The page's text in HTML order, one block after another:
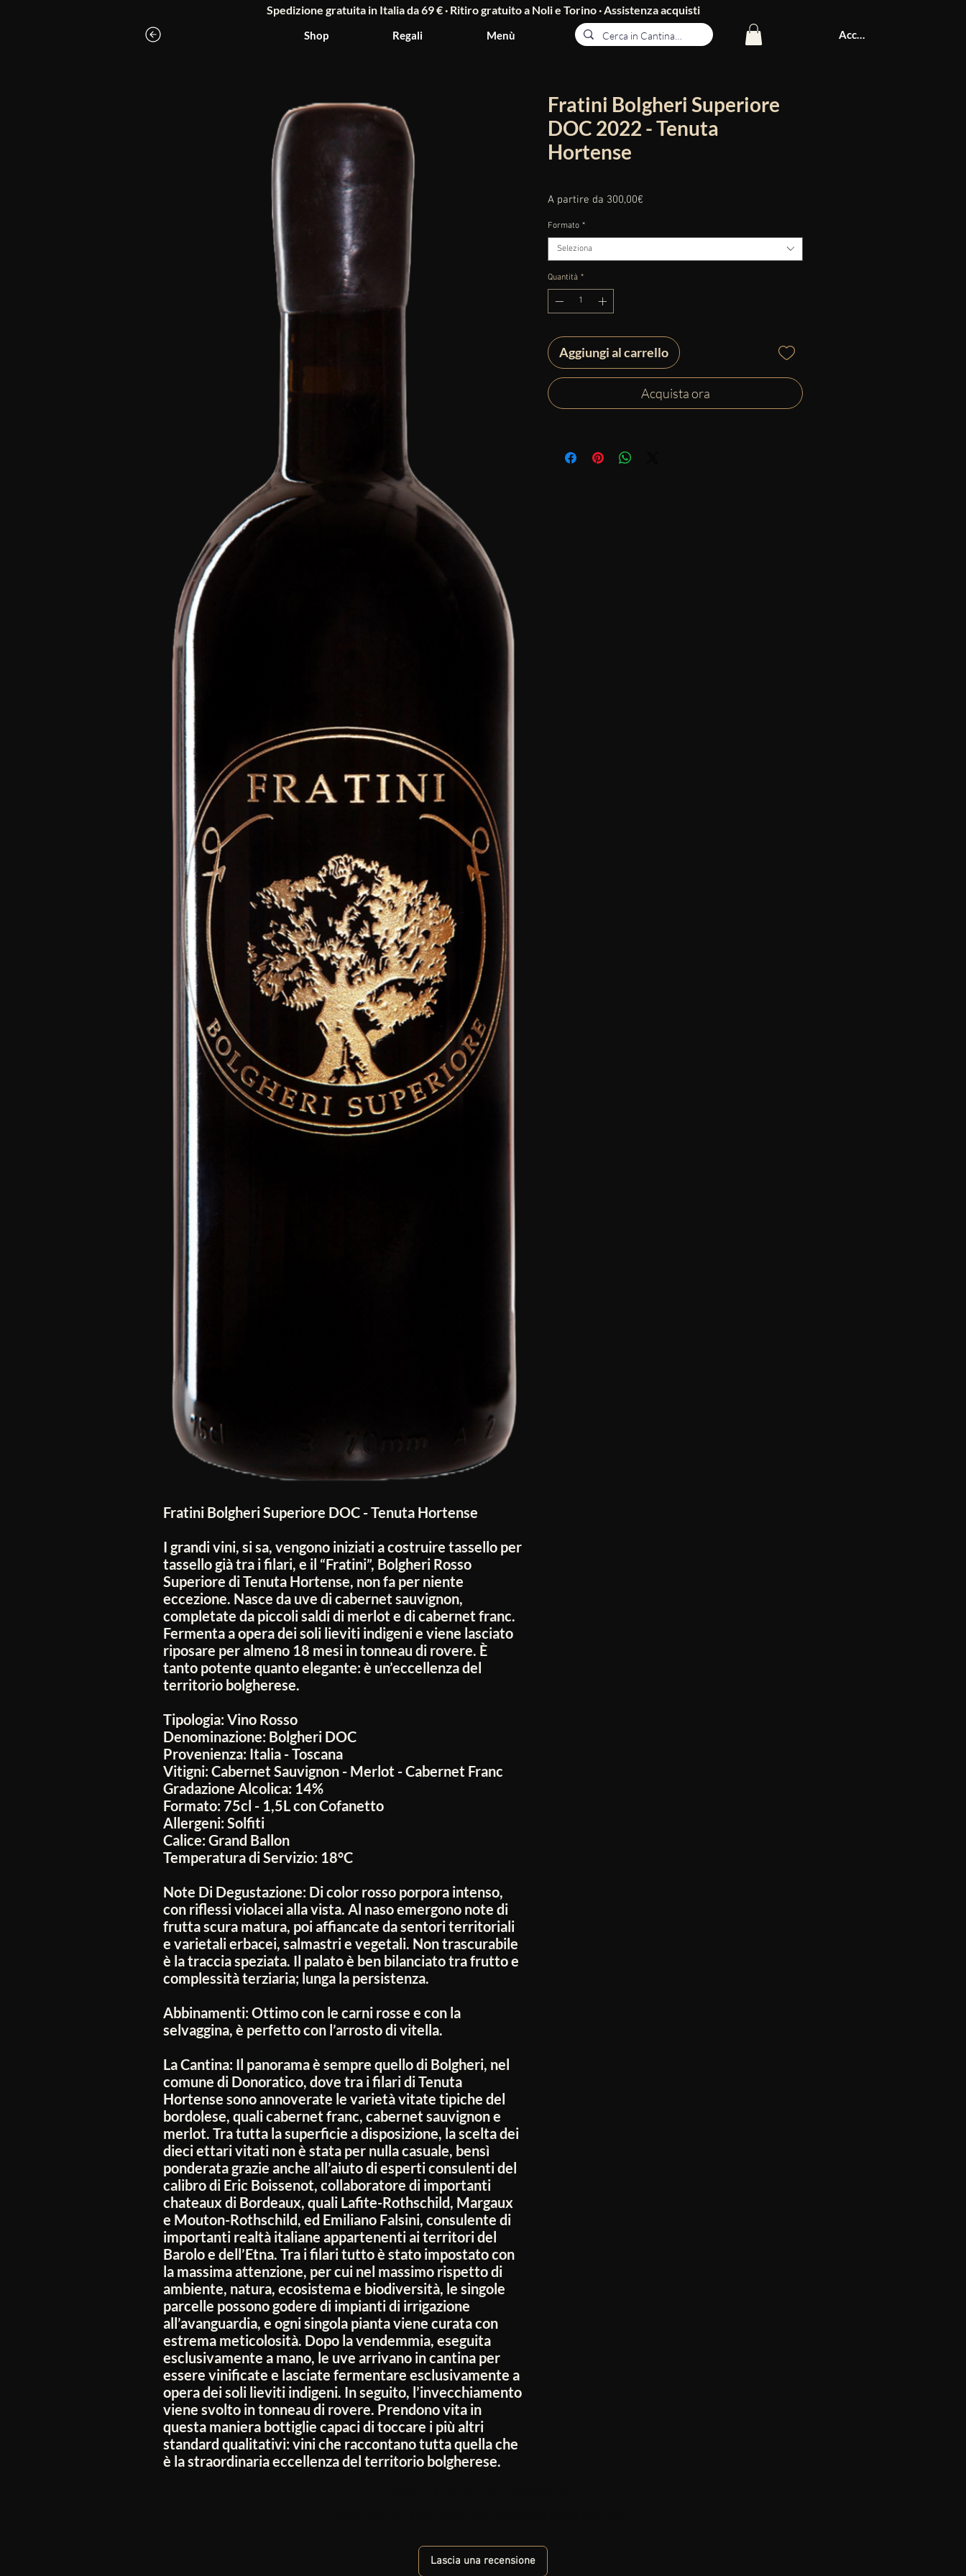
Shop Regali Menù
Spedizione gratuita in Italia da 69 € · Ritiro gratuito a Noli e Torino ·Assistenza acquisti
Accedi
Fratini Bolgheri Superiore DOC - Tenuta Hortense
I grandi vini, si sa, vengono iniziati a costruire tassello per
tassello già tra i filari, e il “Fratini”, Bolgheri Rosso
Superiore di Tenuta Hortense, non fa per niente
eccezione. Nasce da uve di cabernet sauvignon,
completate da piccoli saldi di merlot e di cabernet franc.
Fermenta a opera dei soli lieviti indigeni e viene lasciato
riposare per almeno 18 mesi in tonneau di rovere. È
tanto potente quanto elegante: è un’eccellenza del
territorio bolgherese.
Tipologia: Vino Rosso
Denominazione: Bolgheri DOC
Provenienza: Italia - Toscana
Vitigni: Cabernet Sauvignon - Merlot - Cabernet Franc
Gradazione Alcolica: 14%
Formato: 75cl - 1,5L con Cofanetto
Allergeni: Solfiti
Calice: Grand Ballon
Temperatura di Servizio: 18°C
Note Di Degustazione: Di color rosso porpora intenso,
con riflessi violacei alla vista. Al naso emergono note di
frutta scura matura, poi affiancate da sentori territoriali
e varietali erbacei, salmastri e vegetali. Non trascurabile
è la traccia speziata. Il palato è ben bilanciato tra frutto e
complessità terziaria; lunga la persistenza.
Abbinamenti: Ottimo con le carni rosse e con la
selvaggina, è perfetto con l’arrosto di vitella.
La Cantina: Il panorama è sempre quello di Bolgheri, nel
comune di Donoratico, dove tra i filari di Tenuta
Hortense sono annoverate le varietà vitate tipiche del
bordolese, quali cabernet franc, cabernet sauvignon e
merlot. Tra tutta la superficie a disposizione, la scelta dei
dieci ettari vitati non è stata per nulla casuale, bensì
ponderata grazie anche all’aiuto di esperti consulenti del
calibro di Eric Boissenot, collaboratore di importanti
chateaux di Bordeaux, quali Lafite-Rothschild, Margaux
e Mouton-Rothschild, ed Emiliano Falsini, consulente di
importanti realtà italiane appartenenti ai territori del
Barolo e dell’Etna. Tra i filari tutto è stato impostato con
la massima attenzione, per cui nel massimo rispetto di
ambiente, natura, ecosistema e biodiversità, le singole
parcelle possono godere di impianti di irrigazione
all’avanguardia, e ogni singola pianta viene curata con
estrema meticolosità. Dopo la vendemmia, eseguita
esclusivamente a mano, le uve arrivano in cantina per
essere vinificate e lasciate fermentare esclusivamente a
opera dei soli lieviti indigeni. In seguito, l’invecchiamento
viene svolto in tonneau di rovere. Prendono vita in
questa maniera bottiglie capaci di toccare i più altri
standard qualitativi: vini che raccontano tutta quella che
è la straordinaria eccellenza del territorio bolgherese.
Fratini Bolgheri Superiore
DOC 2022 - Tenuta
Hortense
A partire da 300,00€
Formato *
Seleziona
Quantità *
Aggiungi al carrello
Acquista ora
Lascia una recensione